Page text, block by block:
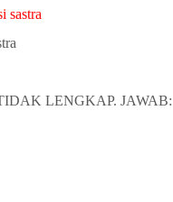
sastra
LENGKAP. JAWAB: